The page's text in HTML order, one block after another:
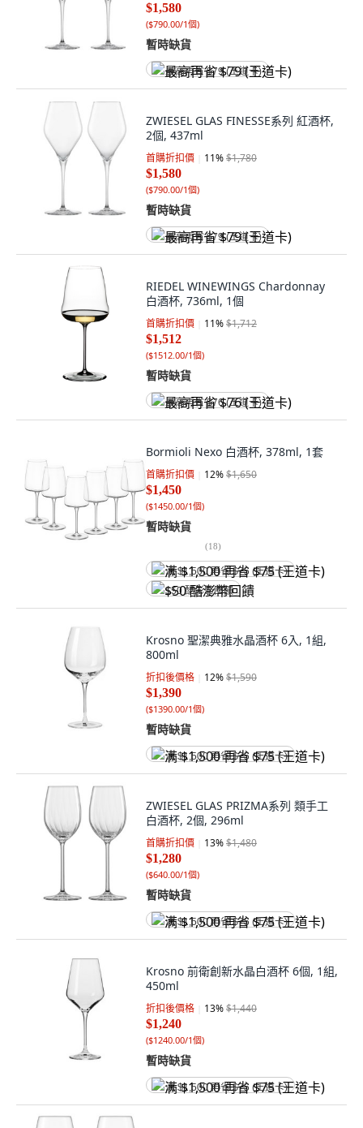
$1,580
($790.00/1個)
暫時缺貨
最高再省 $79 (王道卡)
ZWIESEL GLAS FINESSE系列 紅酒杯,
2個, 437ml
首購折扣價 11%$1,780
$1,580
($790.00/1個)
暫時缺貨
最高再省 $79 (王道卡)
RIEDEL WINEWINGS Chardonnay
白酒杯, 736ml, 1個
首購折扣價 11%$1,712
$1,512
($1512.00/1個)
暫時缺貨
最高再省 $76 (王道卡)
Bormioli Nexo 白酒杯, 378ml, 1套
首購折扣價 12%$1,650
$1,450
($1450.00/1個)
暫時缺貨
(18)
满 $1,500 再省 $75 (王道卡)
$50 酷澎幣回饋
Krosno 聖潔典雅水晶酒杯 6入, 1組,
800ml
折扣後價格 12%$1,590
$1,390
($1390.00/1個)
暫時缺貨
满 $1,500 再省 $75 (王道卡)
ZWIESEL GLAS PRIZMA系列 類手工
白酒杯, 2個, 296ml
首購折扣價 13%$1,480
$1,280
($640.00/1個)
暫時缺貨
满 $1,500 再省 $75 (王道卡)
Krosno 前衛創新水晶白酒杯 6個, 1組,
450ml
折扣後價格 13%$1,440
$1,240
($1240.00/1個)
暫時缺貨
满 $1,500 再省 $75 (王道卡)